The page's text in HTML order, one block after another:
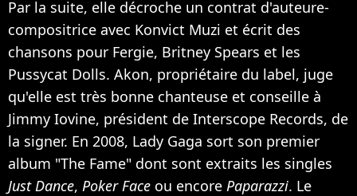
Par la suite, elle décroche un contrat d'auteure-
compositrice avec Konvict Muzi et écrit des
chansons pour Fergie, Britney Spears et les
Pussycat Dolls. Akon, propriétaire du label, juge
qu'elle est très bonne chanteuse et conseille à
Jimmy Iovine, président de Interscope Records, de
la signer. En 2008, Lady Gaga sort son premier
album "The Fame" dont sont extraits les singles
Just Dance, Poker Face ou encore Paparazzi. Le